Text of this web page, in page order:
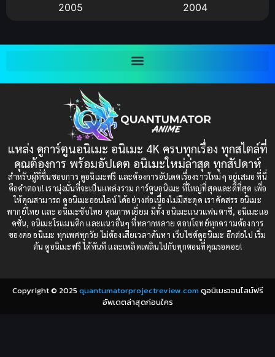
Bitch (ผู้หญิงร่าน)
Bondage (ทาส)(1)
(1)
Censored (เซ็นเซอร์)(19)
Comedy (ตลก)(235)
Comedy (ตลก)(85)
Comic Book การ์ตูน(1)
Coming-of-Age ก้าวผ่านวัย(6)
2005
2004
2001
2000
1997
1993
1991
1989
1988
1987
1985
1984
1983
1982
1981
1980
1979
แหล่ง ดูการ์ตูนอนิเมะ อนิเมะ 4K ครบทุกเรื่อง ทุกสไตล์ที่
คุณต้องการ พร้อมอัปเดต อนิเมะใหม่ล่าสุด ทุกสัปดาห์
สำหรับผู้ที่ชื่นชอบการ ดูอนิเมะฟรี และต้องการอัปเดตเรื่องราวใหม่ๆ อยู่เสมอ ที่นี่
คือคำตอบ! เรามุ่งมั่นที่จะเป็นแหล่งรวม การ์ตูนอนิเมะ ที่ใหญ่ที่สุดและดีที่สุด เพื่อ
ให้คุณสามารถ ดูอนิเมะออนไลน์ ได้อย่างต่อเนื่องไม่มีสะดุด เราคัดสรร อนิเมะ
พากย์ไทย และ อนิเมะซับไทย คุณภาพเยี่ยม มีทั้ง อนิเมะแนวแฟนตาซี, อนิเมะแอ
คชั่น, อนิเมะโรแมนติก และแนวอื่นๆ ที่หลากหลาย ตอบโจทย์ทุกความต้องการ
ของคอ อนิเมะ ทุกเพศทุกวัย ไม่ต้องเสียเวลาค้นหา เว็บไซต์ดูอนิเมะ อีกต่อไป เริ่ม
ต้น ดูอนิเมะฟรี ได้ทันที และเพลิดเพลินไปกับทุกตอนที่คุณรอคอย!
Copyright © 2025 quantumatorprojectreview.comดูอนิเมะออนไลน์ฟรี
อัพเดตล่าสุดก่อนใคร